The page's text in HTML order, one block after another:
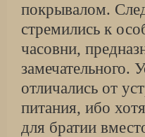
покрывалом.
стремились к
часовни,
замечательного.
отличались от
питания, ибо
для братии